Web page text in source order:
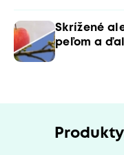
Skrížené
peľom a